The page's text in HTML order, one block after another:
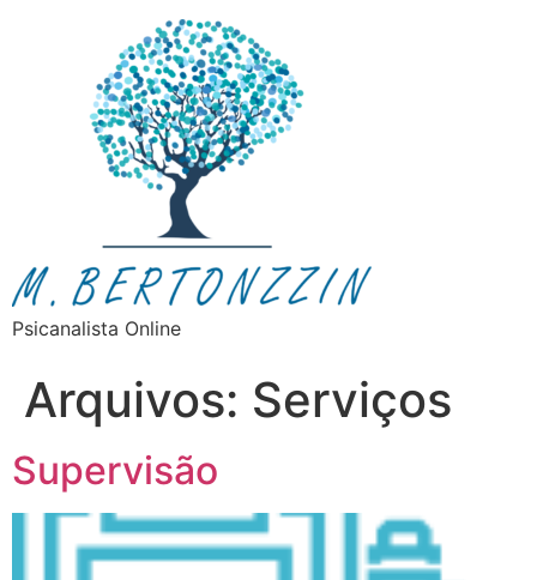
Psicanalista Online
Arquivos: Serviços
Supervisão